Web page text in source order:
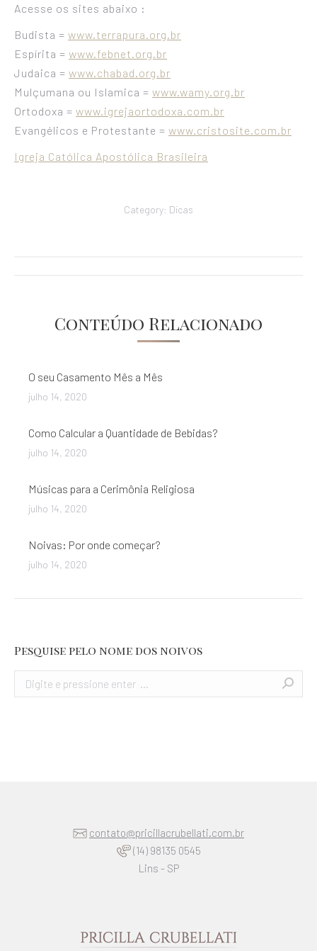
Acesse os sites abaixo :
Budista = www.terrapura.org.br
Espírita = www.febnet.org.br
Judaica = www.chabad.org.br
Mulçumana ou Islamica = www.wamy.org.br
Ortodoxa = www.igrejaortodoxa.com.br
Evangélicos e Protestante = www.cristosite.com.br
Igreja Católica Apostólica Brasileira
Category: Dicas
Navegação
post:Conteúdo Relacionado
O seu Casamento Mês a Mês
julho 14, 2020
Como Calcular a Quantidade de Bebidas?
julho 14, 2020
Músicas para a Cerimônia Religiosa
julho 14, 2020
Noivas: Por onde começar?
julho 14, 2020
Pesquise pelo nome dos noivos
Search:
contato@pricillacrubellati.com.br
(14) 98135 0545
Lins - SP